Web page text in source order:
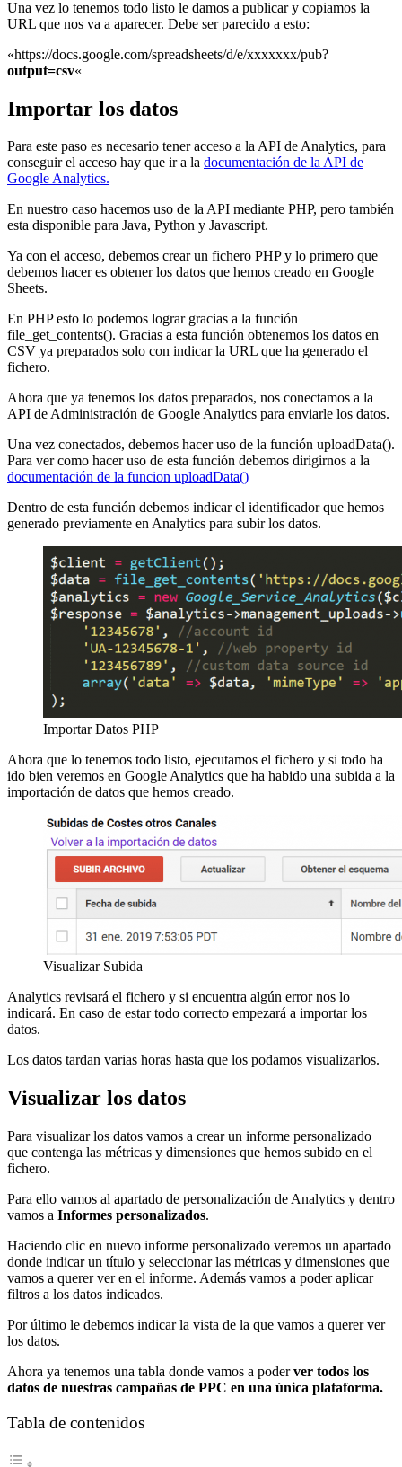
Una vez lo tenemos todo listo le damos a publicar y copiamos la
URL que nos va a aparecer. Debe ser parecido a esto:
«https://docs.google.com/spreadsheets/d/e/xxxxxxx/pub?
output=csv«
Importar los datos
Para este paso es necesario tener acceso a la API de Analytics, para
conseguir el acceso hay que ir a la documentación de la API de
Google Analytics.
En nuestro caso hacemos uso de la API mediante PHP, pero también
esta disponible para Java, Python y Javascript.
Ya con el acceso, debemos crear un fichero PHP y lo primero que
debemos hacer es obtener los datos que hemos creado en Google
Sheets.
En PHP esto lo podemos lograr gracias a la función
file_get_contents(). Gracias a esta función obtenemos los datos en
CSV ya preparados solo con indicar la URL que ha generado el
fichero.
Ahora que ya tenemos los datos preparados, nos conectamos a la
API de Administración de Google Analytics para enviarle los datos.
Una vez conectados, debemos hacer uso de la función uploadData().
Para ver como hacer uso de esta función debemos dirigirnos a la
documentación de la funcion uploadData()
Dentro de esta función debemos indicar el identificador que hemos
generado previamente en Analytics para subir los datos.
Importar Datos PHP
Ahora que lo tenemos todo listo, ejecutamos el fichero y si todo ha
ido bien veremos en Google Analytics que ha habido una subida a la
importación de datos que hemos creado.
Visualizar Subida
Analytics revisará el fichero y si encuentra algún error nos lo
indicará. En caso de estar todo correcto empezará a importar los
datos.
Los datos tardan varias horas hasta que los podamos visualizarlos.
Visualizar los datos
Para visualizar los datos vamos a crear un informe personalizado
que contenga las métricas y dimensiones que hemos subido en el
fichero.
Para ello vamos al apartado de personalización de Analytics y dentro
vamos a Informes personalizados.
Haciendo clic en nuevo informe personalizado veremos un apartado
donde indicar un título y seleccionar las métricas y dimensiones que
vamos a querer ver en el informe. Además vamos a poder aplicar
filtros a los datos indicados.
Por último le debemos indicar la vista de la que vamos a querer ver
los datos.
Ahora ya tenemos una tabla donde vamos a poderver todos los
datos de nuestras campañas de PPC en una única plataforma.
Tabla de contenidos